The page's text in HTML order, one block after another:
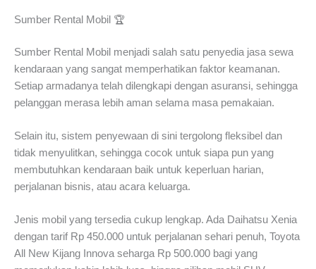
Sumber Rental Mobil 🏆
Sumber Rental Mobil menjadi salah satu penyedia jasa sewa
kendaraan yang sangat memperhatikan faktor keamanan.
Setiap armadanya telah dilengkapi dengan asuransi, sehingga
pelanggan merasa lebih aman selama masa pemakaian.
Selain itu, sistem penyewaan di sini tergolong fleksibel dan
tidak menyulitkan, sehingga cocok untuk siapa pun yang
membutuhkan kendaraan baik untuk keperluan harian,
perjalanan bisnis, atau acara keluarga.
Jenis mobil yang tersedia cukup lengkap. Ada Daihatsu Xenia
dengan tarif Rp 450.000 untuk perjalanan sehari penuh, Toyota
All New Kijang Innova seharga Rp 500.000 bagi yang